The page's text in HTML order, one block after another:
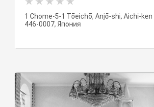
1 Chome-5-1 Tōeichō, Anjō-shi, Aichi-ken
446-0007, Япония